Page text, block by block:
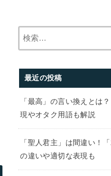
最近の投稿
「最高」の言い換えとは
現やオタク用語も解説
「聖人君主」は間違い！
の違いや適切な表現も